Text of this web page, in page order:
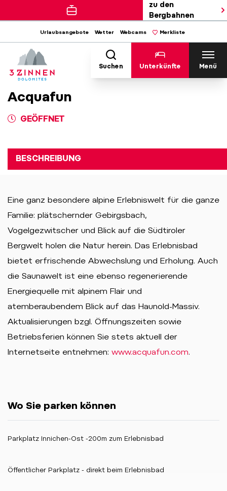
zu den
Bergbahnen
Urlaubsangebote Wetter Webcams Merkliste
Suchen Unterkünfte Menü
Acquafun
GEÖFFNET
BESCHREIBUNG
Eine ganz besondere alpine Erlebniswelt für die ganze
Familie: plätschernder Gebirgsbach,
Vogelgezwitscher und Blick auf die Südtiroler
Bergwelt holen die Natur herein. Das Erlebnisbad
bietet erfrischende Abwechslung und Erholung. Auch
die Saunawelt ist eine ebenso regenerierende
Energiequelle mit alpinem Flair und
atemberaubendem Blick auf das Haunold-Massiv.
Aktualisierungen bzgl. Öffnungszeiten sowie
Betriebsferien können Sie stets aktuell der
Internetseite entnehmen: www.acquafun.com.
Wo Sie parken können
Parkplatz Innichen-Ost -200m zum Erlebnisbad
Öffentlicher Parkplatz - direkt beim Erlebnisbad